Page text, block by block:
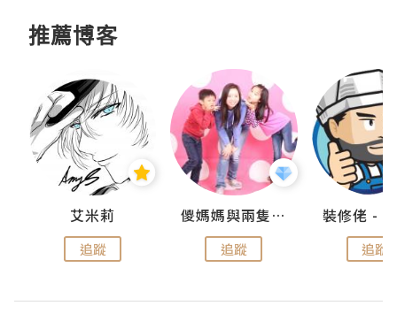
推薦博客
艾米莉
追蹤
儍媽媽與兩隻小魔怪之家
追蹤 追蹤